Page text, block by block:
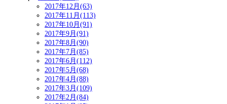
2017年12月(63)
2017年11月(113)
2017年10月(91)
2017年9月(91)
2017年8月(90)
2017年7月(85)
2017年6月(112)
2017年5月(68)
2017年4月(88)
2017年3月(109)
2017年2月(84)